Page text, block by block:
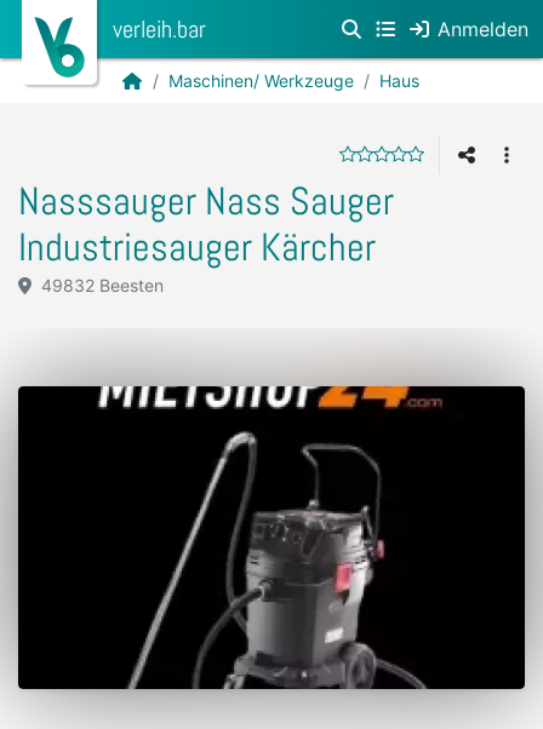
verleih.bar Anmelden
Maschinen/ Werkzeuge Haus
Nasssauger Nass Sauger
Industriesauger Kärcher
49832 Beesten